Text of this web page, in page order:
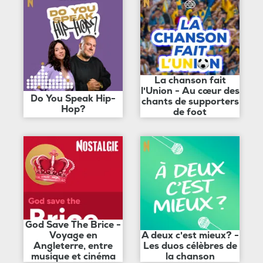
Do You Speak Hip-
Hop?
La chanson fait
l'Union - Au cœur des
chants de supporters
de foot
God Save The Brice -
Voyage en
Angleterre, entre
musique et cinéma
A deux c'est mieux? -
Les duos célèbres de
la chanson